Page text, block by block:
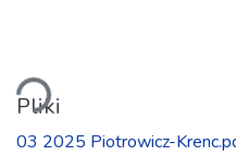
Pliki
03 2025 Piotrowicz-